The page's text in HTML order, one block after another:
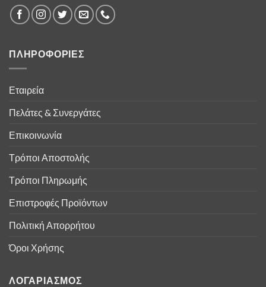
ΠΛΗΡΟΦΟΡΙΕΣ
Εταιρεία
Πελάτες & Συνεργάτες
Επικοινωνία
Τρόποι Αποστολής
Τρόποι Πληρωμής
Επιστροφές Προϊόντων
Πολιτική Απορρήτου
Όροι Χρήσης
ΛΟΓΑΡΙΑΣΜΟΣ